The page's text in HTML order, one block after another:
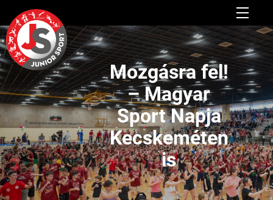
Mozgásra fel!
– Magyar
Sport Napja
Kecskeméten
is